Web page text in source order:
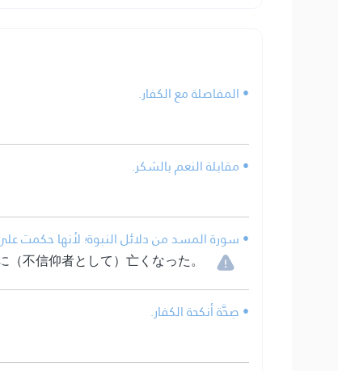
• المفاصلة مع الكفار.
• مقابلة النعم بالشكر.
• سورة المسد من دلائل النبوة؛ لأنها حكمت
不信仰者として）亡くなった。
• صِحَّة أنكحة الكفار.